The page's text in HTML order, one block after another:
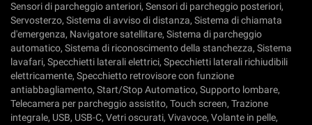
Sensori di parcheggio anteriori, Sensori di parcheggio posteriori,
Servosterzo, Sistema di avviso di distanza, Sistema di chiamata
d'emergenza, Navigatore satellitare, Sistema di parcheggio
automatico, Sistema di riconoscimento della stanchezza, Sistema
lavafari, Specchietti laterali elettrici, Specchietti laterali richiudibili
elettricamente, Specchietto retrovisore con funzione
antiabbagliamento, Start/Stop Automatico, Supporto lombare,
Telecamera per parcheggio assistito, Touch screen, Trazione
integrale, USB, USB-C, Vetri oscurati, Vivavoce, Volante in pelle,